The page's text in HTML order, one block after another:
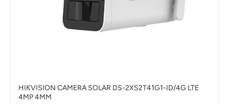
HIKVISION CAMERA SOLAR DS-2XS2T41G1-ID/4G LTE
4MP 4MM